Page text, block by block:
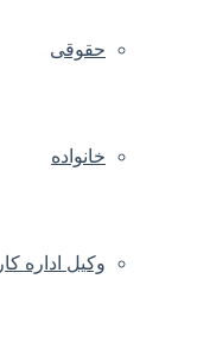
حقوقی
خانواده
وکیل اداره کار